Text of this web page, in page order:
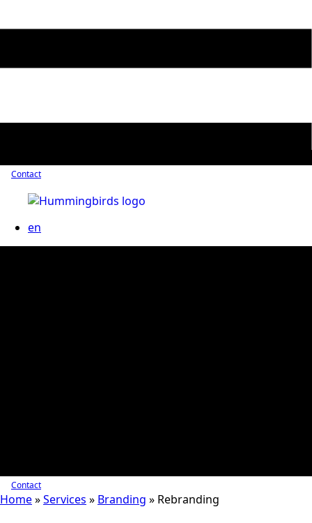
Contact
en
Contact
Home»Services » Branding » Rebranding